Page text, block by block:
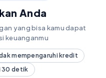
Anda
yang bisa kamu dapat
keuanganmu
mempengaruhi kredit
30 detik